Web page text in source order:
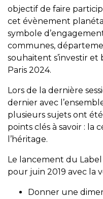
objectif de faire
cet évènement
symbole
communes,
souhaitent s’investir
Paris 2024.
Lors de la dernière
dernier avec
plusieurs sujets ont
points clés à savoir : la
l’héritage.
Le lancement du
pour juin 2019 avec la
Donner une